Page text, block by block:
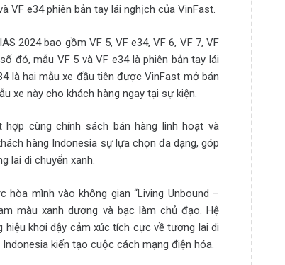
VF e34 phiên bản tay lái nghịch của VinFast.
2024 bao gồm VF 5, VF e34, VF 6, VF 7, VF
đó, mẫu VF 5 và VF e34 là phiên bản tay lái
là hai mẫu xe đầu tiên được VinFast mở bán
xe này cho khách hàng ngay tại sự kiện.
cùng chính sách bán hàng linh hoạt và
hàng Indonesia sự lựa chọn đa dạng, góp
lai di chuyển xanh.
hòa mình vào không gian “Living Unbound –
màu xanh dương và bạc làm chủ đạo. Hệ
khơi dậy cảm xúc tích cực về tương lai di
kiến tạo cuộc cách mạng điện hóa.